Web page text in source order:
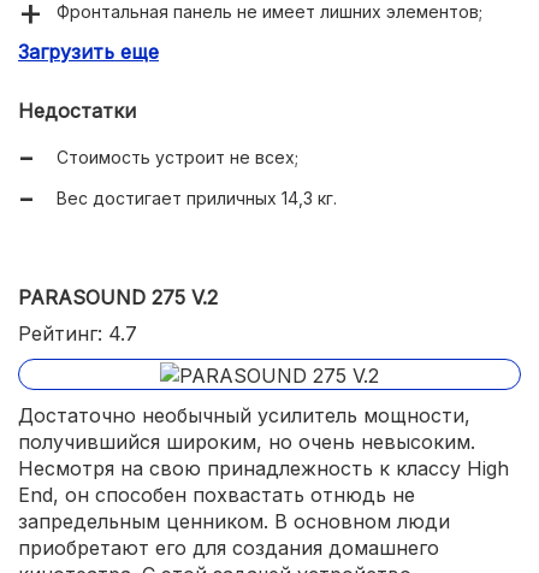
Фронтальная панель не имеет лишних элементов;
Можно подключить АС по схеме Bi-Wiring;
Загрузить еще
Недостатки
Стоимость устроит не всех;
Вес достигает приличных 14,3 кг.
PARASOUND 275 V.2
Рейтинг: 4.7
Достаточно необычный усилитель мощности,
получившийся широким, но очень невысоким.
Несмотря на свою принадлежность к классу High
End, он способен похвастать отнюдь не
запредельным ценником. В основном люди
приобретают его для создания домашнего